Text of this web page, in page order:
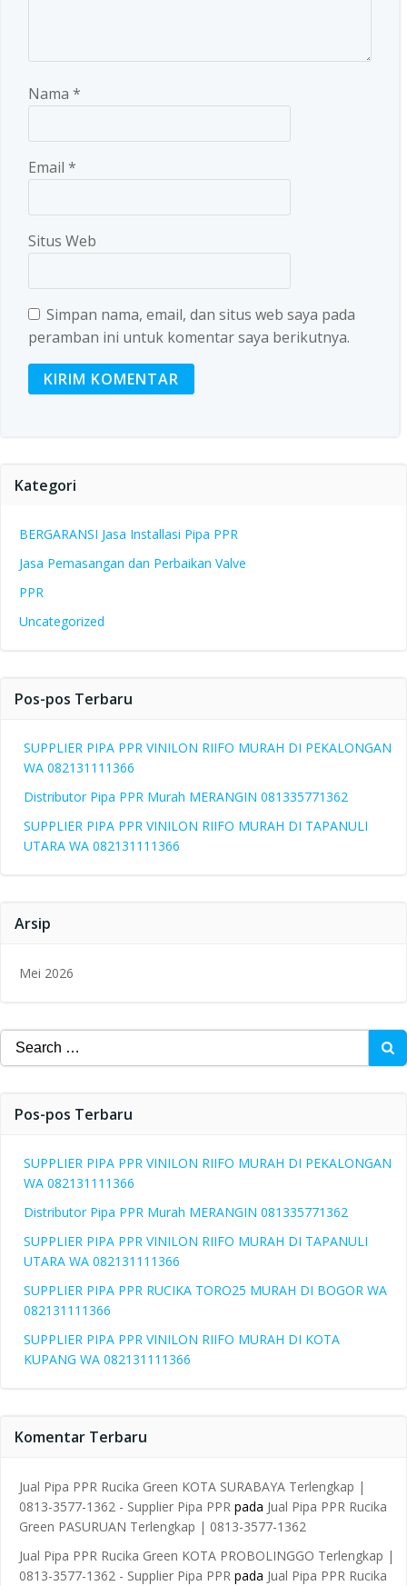
Nama *
Email *
Situs Web
Simpan nama, email, dan situs web saya pada
peramban ini untuk komentar saya berikutnya.
Kategori
BERGARANSI Jasa Installasi Pipa PPR
Jasa Pemasangan dan Perbaikan Valve
PPR
Uncategorized
Pos-pos Terbaru
SUPPLIER PIPA PPR VINILON RIIFO MURAH DI PEKALONGAN
WA 082131111366
Distributor Pipa PPR Murah MERANGIN 081335771362
SUPPLIER PIPA PPR VINILON RIIFO MURAH DI TAPANULI
UTARA WA 082131111366
Arsip
Mei 2026
Search
for:
Pos-pos Terbaru
SUPPLIER PIPA PPR VINILON RIIFO MURAH DI PEKALONGAN
WA 082131111366
Distributor Pipa PPR Murah MERANGIN 081335771362
SUPPLIER PIPA PPR VINILON RIIFO MURAH DI TAPANULI
UTARA WA 082131111366
SUPPLIER PIPA PPR RUCIKA TORO25 MURAH DI BOGOR WA
082131111366
SUPPLIER PIPA PPR VINILON RIIFO MURAH DI KOTA
KUPANG WA 082131111366
Komentar Terbaru
Jual Pipa PPR Rucika Green KOTA SURABAYA Terlengkap |
0813-3577-1362 - Supplier Pipa PPR pada Jual Pipa PPR Rucika
Green PASURUAN Terlengkap | 0813-3577-1362
Jual Pipa PPR Rucika Green KOTA PROBOLINGGO Terlengkap |
0813-3577-1362 - Supplier Pipa PPR pada Jual Pipa PPR Rucika